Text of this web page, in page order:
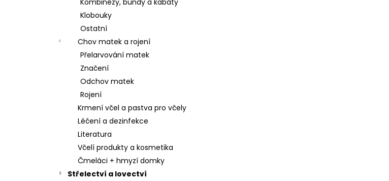
Kombinézy, bundy a kabáty
Klobouky
Ostatní
Chov matek a rojení
Přelarvování matek
Značení
Odchov matek
Rojení
Krmení včel a pastva pro včely
Léčení a dezinfekce
Literatura
Včelí produkty a kosmetika
Čmeláci + hmyzí domky
Střelectví a lovectví